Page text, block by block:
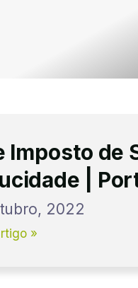
Imposto de
|
2022
»